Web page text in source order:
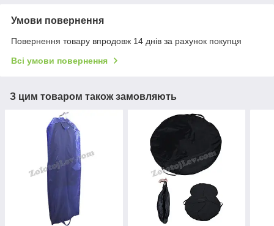
Умови повернення
Повернення товару впродовж 14 днів за рахунок покупця
Всі умови повернення
З цим товаром також замовляють